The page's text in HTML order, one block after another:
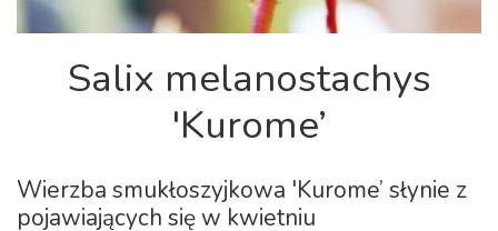
Salix melanostachys
'Kurome’
Wierzba smukłoszyjkowa 'Kurome’ słynie z
pojawiających się w kwietniu